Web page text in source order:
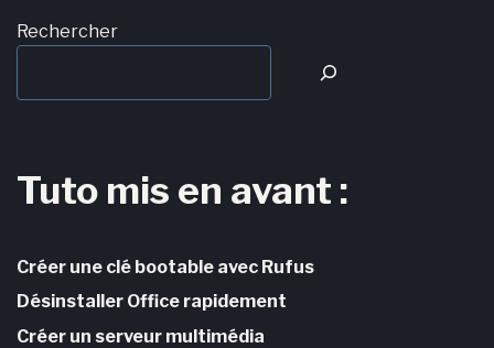
Rechercher
Tuto mis en avant :
Créer une clé bootable avec Rufus
Désinstaller Office rapidement
Créer un serveur multimédia